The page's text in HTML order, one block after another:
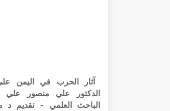
آثار الحرب في اليمن
الباحث العلمي - تقديم د